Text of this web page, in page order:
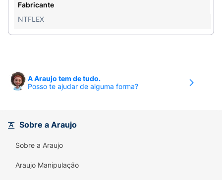
Fabricante
NTFLEX
A Araujo tem de tudo.
Posso te ajudar de alguma forma?
Sobre a Araujo
Sobre a Araujo
Araujo Manipulação